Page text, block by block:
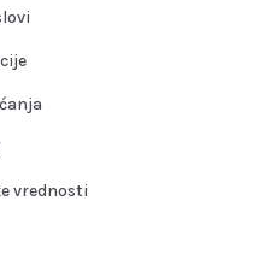
vrednosti